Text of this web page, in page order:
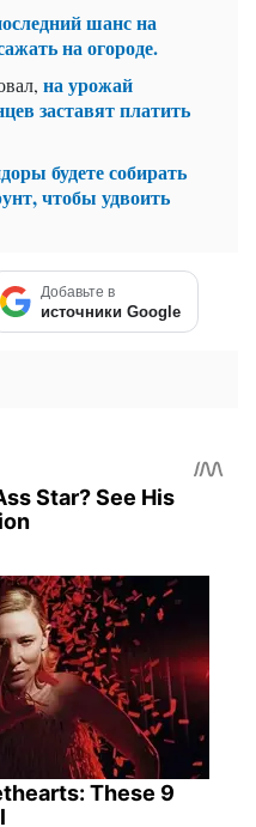
шанс на
на огороде.
на урожай
заставят платить
будете собирать
чтобы удвоить
Добавьте в
источники Google
Star? See His
These 9